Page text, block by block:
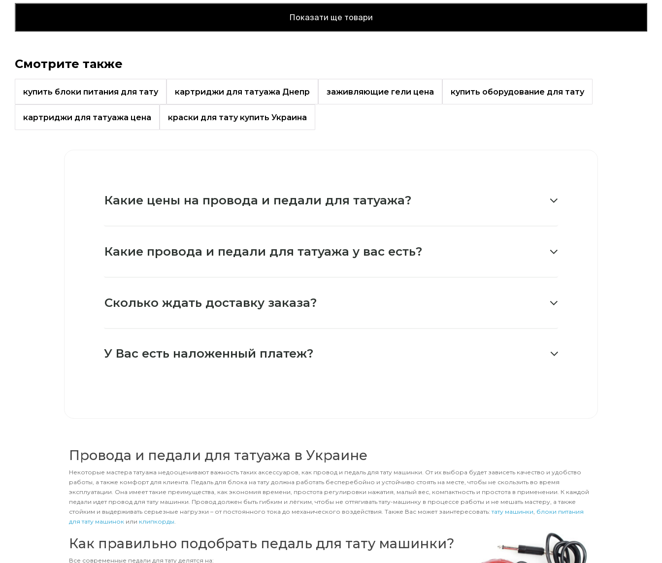
Показати ще товари
Смотрите также
купить блоки питания для тату картриджи для татуажа Днепр заживляющие гели цена купить оборудование для тату
картриджи для татуажа цена краски для тату купить Украина
Какие цены на провода и педали для татуажа?
Какие провода и педали для татуажа у вас есть?
Сколько ждать доставку заказа?
У Вас есть наложенный платеж?
Провода и педали для татуажа в Украине
Некоторые мастера татуажа недооценивают важность таких аксессуаров, как провод и педаль для тату машинки. От их выбора будет зависеть качество и удобство
работы, а также комфорт для клиента. Педаль для блока на тату должна работать бесперебойно и устойчиво стоять на месте, чтобы не скользить во время
эксплуатации. Она имеет такие преимущества, как экономия времени, простота регулировки нажатия, малый вес, компактность и простота в применении. К каждой
педали идет провод для тату машинки. Провод должен быть гибким и лёгким, чтобы не оттягивать тату-машинку в процессе работы и не мешать мастеру, а также
стойким и выдерживать серьезные нагрузки – от постоянного тока до механического воздействия. Также Вас может заинтересовать:тату машинки, блоки питания
для тату машинокили клипкорды.
Как правильно подобрать педаль для тату машинки?
Все современные педали для тату делятся на: